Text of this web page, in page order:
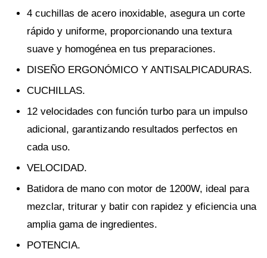
4 cuchillas de acero inoxidable, asegura un corte
rápido y uniforme, proporcionando una textura
suave y homogénea en tus preparaciones.
DISEÑO ERGONÓMICO Y ANTISALPICADURAS.
CUCHILLAS.
12 velocidades con función turbo para un impulso
adicional, garantizando resultados perfectos en
cada uso.
VELOCIDAD.
Batidora de mano con motor de 1200W, ideal para
mezclar, triturar y batir con rapidez y eficiencia una
amplia gama de ingredientes.
POTENCIA.